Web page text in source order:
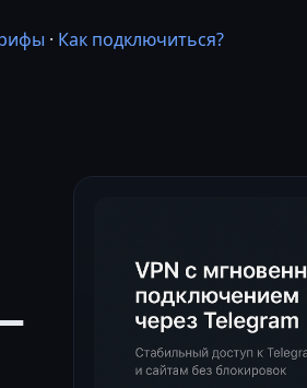
· Как подключиться?